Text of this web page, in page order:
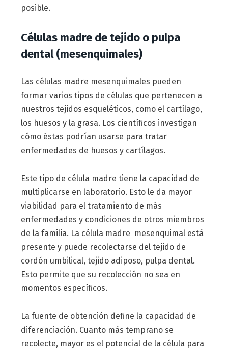
posible.
Células madre de tejido o pulpa
dental (mesenquimales)
Las células madre mesenquimales pueden
formar varios tipos de células que pertenecen a
nuestros tejidos esqueléticos, como el cartílago,
los huesos y la grasa. Los científicos investigan
cómo éstas podrían usarse para tratar
enfermedades de huesos y cartílagos.
Este tipo de célula madre tiene la capacidad de
multiplicarse en laboratorio. Esto le da mayor
viabilidad para el tratamiento de más
enfermedades y condiciones de otros miembros
de la familia. La célula madre mesenquimal está
presente y puede recolectarse del tejido de
cordón umbilical, tejido adiposo, pulpa dental.
Esto permite que su recolección no sea en
momentos específicos.
La fuente de obtención define la capacidad de
diferenciación. Cuanto más temprano se
recolecte, mayor es el potencial de la célula para